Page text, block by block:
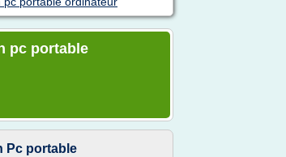
pc portable
Pc portable